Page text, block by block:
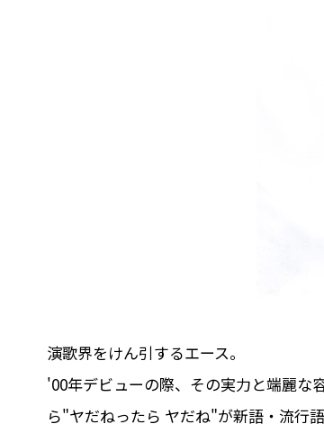
演歌界をけん引するエース。
'00年デビューの際、その実力と端麗な
ら"ヤだねったら ヤだね"が新語・流行